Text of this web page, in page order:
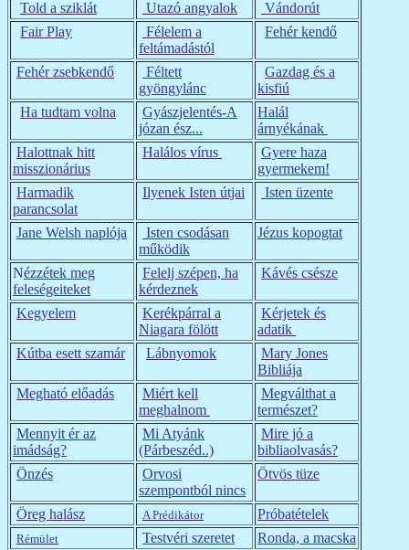
Told a sziklát
Utazó angyalok
Vándorút
Fair Play
Félelem a
feltámadástól
Fehér kendő
Fehér zsebkendő
Féltett
gyöngylánc
Gazdag és a
kisfiú
Ha tudtam volna
Gyászjelentés-A
józan ész...
Halál
árnyékának
Halottnak hitt
misszionárius
Halálos vírus
Gyere haza
gyermekem!
Harmadik
parancsolat
Ilyenek Isten útjai Isten üzente
Jane Welsh naplója
Isten csodásan
működik
Jézus kopogtat
Nézzétek meg
feleségeiteket
Felelj szépen, ha
kérdeznek
Kávés csésze
Kegyelem
Kerékpárral a
Niagara fölött
Kérjetek és
adatik
Kútba esett szamár
Lábnyomok
Mary Jones
Bibliája
Megható előadás
Miért kell
meghalnom
Megválthat a
természet?
Mennyit ér az
imádság?
Mi Atyánk
(Párbeszéd..)
Mire jó a
bibliaolvasás?
Önzés
Orvosi
szempontból nincs
Ötvös tüze
Öreg halász A Prédikátor Próbatételek
Rémület Testvéri szeretet Ronda, a macska